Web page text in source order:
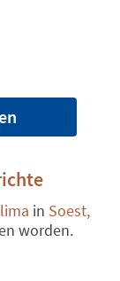
in Soest,
worden.